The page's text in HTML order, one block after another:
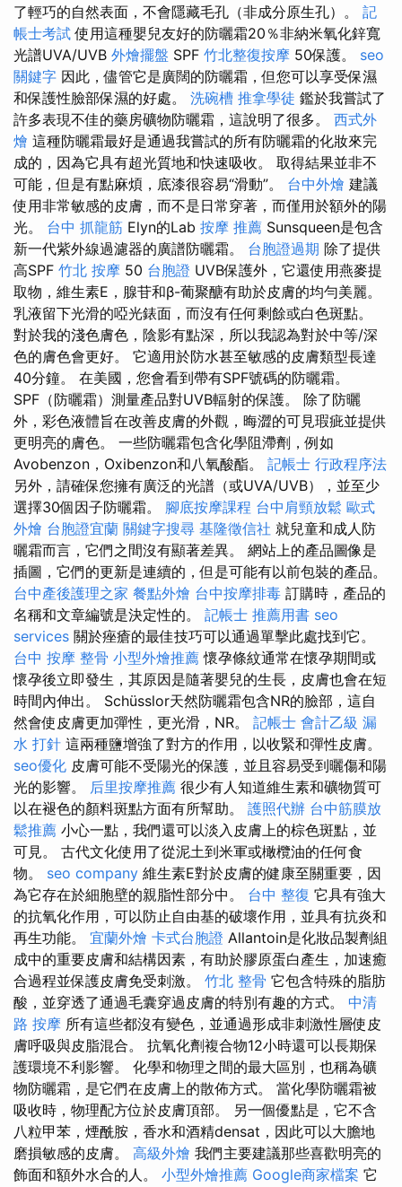
了輕巧的自然表面，不會隱藏毛孔（非成分原生孔）。 記
帳士考試 使用這種嬰兒友好的防曬霜20％非納米氧化鋅寬
光譜UVA/UVB 外燴擺盤 SPF 竹北整復按摩 50保護。 seo
關鍵字 因此，儘管它是廣闊的防曬霜，但您可以享受保濕
和保護性臉部保濕的好處。 洗碗槽 推拿學徒 鑑於我嘗試了
許多表現不佳的藥房礦物防曬霜，這說明了很多。 西式外
燴 這種防曬霜最好是通過我嘗試的所有防曬霜的化妝來完
成的，因為它具有超光質地和快速吸收。 取得結果並非不
可能，但是有點麻煩，底漆很容易“滑動”。 台中外燴 建議
使用非常敏感的皮膚，而不是日常穿著，而僅用於額外的陽
光。 台中 抓龍筋 Elyn的Lab 按摩 推薦 Sunsqueen是包含
新一代紫外線過濾器的廣譜防曬霜。 台胞證過期 除了提供
高SPF 竹北 按摩 50 台胞證 UVB保護外，它還使用燕麥提
取物，維生素E，腺苷和β-葡聚醣有助於皮膚的均勻美麗。
乳液留下光滑的啞光錶面，而沒有任何剩餘或白色斑點。
對於我的淺色膚色，陰影有點深，所以我認為對於中等/深
色的膚色會更好。 它適用於防水甚至敏感的皮膚類型長達
40分鐘。 在美國，您會看到帶有SPF號碼的防曬霜。
SPF（防曬霜）測量產品對UVB輻射的保護。 除了防曬
外，彩色液體旨在改善皮膚的外觀，晦澀的可見瑕疵並提供
更明亮的膚色。 一些防曬霜包含化學阻滯劑，例如
Avobenzon，Oxibenzon和八氧酸酯。 記帳士 行政程序法
另外，請確保您擁有廣泛的光譜（或UVA/UVB），並至少
選擇30個因子防曬霜。 腳底按摩課程 台中肩頸放鬆 歐式
外燴 台胞證宜蘭 關鍵字搜尋 基隆徵信社 就兒童和成人防
曬霜而言，它們之間沒有顯著差異。 網站上的產品圖像是
插圖，它們的更新是連續的，但是可能有以前包裝的產品。
台中產後護理之家 餐點外燴 台中按摩排毒 訂購時，產品的
名稱和文章編號是決定性的。 記帳士 推薦用書 seo
services 關於痤瘡的最佳技巧可以通過單擊此處找到它。
台中 按摩 整骨 小型外燴推薦 懷孕條紋通常在懷孕期間或
懷孕後立即發生，其原因是隨著嬰兒的生長，皮膚也會在短
時間內伸出。 Schüsslor天然防曬霜包含NR的臉部，這自
然會使皮膚更加彈性，更光滑，NR。 記帳士 會計乙級 漏
水 打針 這兩種鹽增強了對方的作用，以收緊和彈性皮膚。
seo優化 皮膚可能不受陽光的保護，並且容易受到曬傷和陽
光的影響。 后里按摩推薦 很少有人知道維生素和礦物質可
以在褪色的顏料斑點方面有所幫助。 護照代辦 台中筋膜放
鬆推薦 小心一點，我們還可以淡入皮膚上的棕色斑點，並
可見。 古代文化使用了從泥土到米軍或橄欖油的任何食
物。 seo company 維生素E對於皮膚的健康至關重要，因
為它存在於細胞壁的親脂性部分中。 台中 整復 它具有強大
的抗氧化作用，可以防止自由基的破壞作用，並具有抗炎和
再生功能。 宜蘭外燴 卡式台胞證 Allantoin是化妝品製劑組
成中的重要皮膚和結構因素，有助於膠原蛋白產生，加速癒
合過程並保護皮膚免受刺激。 竹北 整骨 它包含特殊的脂肪
酸，並穿透了通過毛囊穿過皮膚的特別有趣的方式。 中清
路 按摩 所有這些都沒有變色，並通過形成非刺激性層使皮
膚呼吸與皮脂混合。 抗氧化劑複合物12小時還可以長期保
護環境不利影響。 化學和物理之間的最大區別，也稱為礦
物防曬霜，是它們在皮膚上的散佈方式。 當化學防曬霜被
吸收時，物理配方位於皮膚頂部。 另一個優點是，它不含
八粒甲苯，煙酰胺，香水和酒精densat，因此可以大膽地
磨損敏感的皮膚。 高級外燴 我們主要建議那些喜歡明亮的
飾面和額外水合的人。 小型外燴推薦 Google商家檔案 它